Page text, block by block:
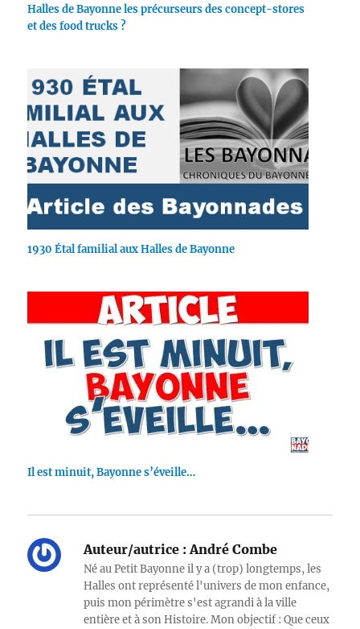
Halles de Bayonne les précurseurs des concept-stores
et des food trucks ?
1930 Étal familial aux Halles de Bayonne
Il est minuit, Bayonne s’éveille…
Auteur/autrice :André Combe
Né au Petit Bayonne il y a (trop) longtemps, les
Halles ont représenté l'univers de mon enfance,
puis mon périmètre s'est agrandi à la ville
entière et à son Histoire. Mon objectif : Que ceux